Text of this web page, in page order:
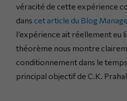
véracité de cette expérience
dans cet article du Blog
l’expérience ait réellement eu
théorème nous montre
conditionnement dans le
principal objectif de C.K.